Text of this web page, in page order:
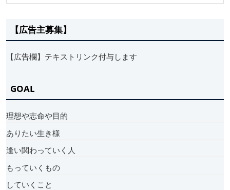
【広告主募集】
【広告欄】テキストリンク付与します
GOAL
理想や志命や目的
ありたい生き様
逢い関わっていく人
もっていくもの
していくこと